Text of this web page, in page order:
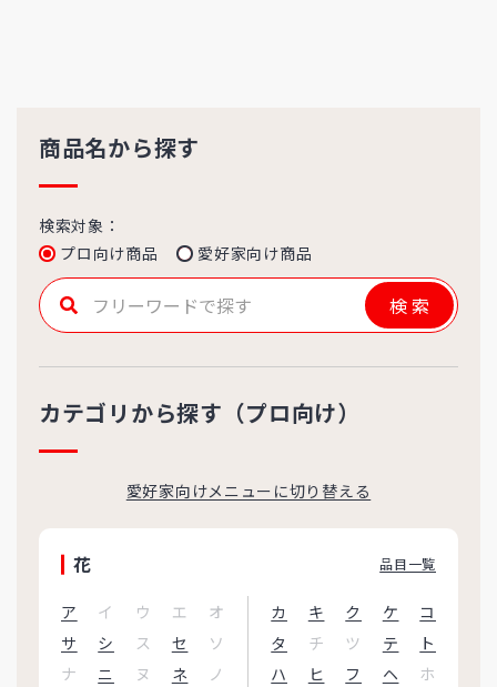
商品名から探す
検索対象：
プロ向け商品
愛好家向け商品
検索
カテゴリから探す（プロ向け）
愛好家向けメニューに切り替える
花 品目一覧
ア イ ウ エ オ カ キ ク ケ
コ
サ
シ ス セ ソ タ チ ツ テ
ト
ナ
ニ ヌ ネ ノ ハ ヒ フ ヘ
ホ